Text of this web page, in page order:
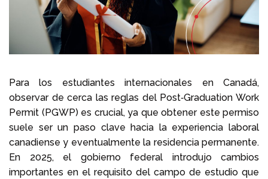
Para los estudiantes internacionales en Canadá,
observar de cerca las reglas del Post‑Graduation Work
Permit (PGWP) es crucial, ya que obtener este permiso
suele ser un paso clave hacia la experiencia laboral
canadiense y eventualmente la residencia permanente.
En 2025, el gobierno federal introdujo cambios
importantes en el requisito del campo de estudio que